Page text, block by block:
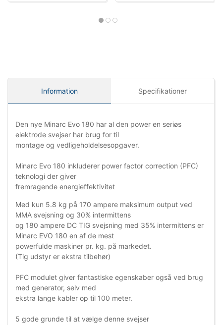
Information Specifikationer
Den nye Minarc Evo 180 har al den power en seriøs
elektrode svejser har brug for til
montage og vedligeholdelsesopgaver.
Minarc Evo 180 inkluderer power factor correction (PFC)
teknologi der giver
fremragende energieffektivitet
Med kun 5.8 kg på 170 ampere maksimum output ved
MMA svejsning og 30% intermittens
og 180 ampere DC TIG svejsning med 35% intermittens er
Minarc EVO 180 en af de mest
powerfulde maskiner pr. kg. på markedet.
(Tig udstyr er ekstra tilbehør)
PFC modulet giver fantastiske egenskaber også ved brug
med generator, selv med
ekstra lange kabler op til 100 meter.
5 gode grunde til at vælge denne svejser